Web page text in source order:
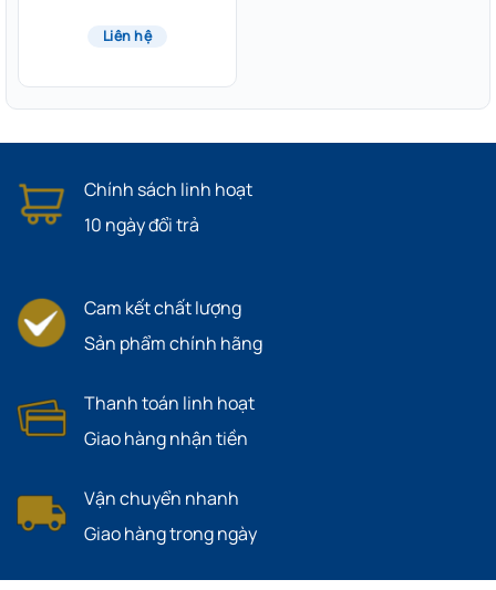
Liên hệ
Chính sách linh hoạt
10 ngày đổi trả
Cam kết chất lượng
Sản phẩm chính hãng
Thanh toán linh hoạt
Giao hàng nhận tiền
Vận chuyển nhanh
Giao hàng trong ngày